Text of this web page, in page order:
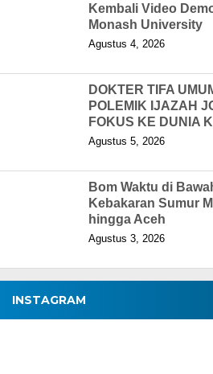
Kembali Video
Monash University
Agustus 4, 2026
DOKTER TIFA
POLEMIK IJAZAH
FOKUS KE DUNIA
Agustus 5, 2026
Bom Waktu di
Kebakaran Sumur
hingga Aceh
Agustus 3, 2026
INSTAGRAM